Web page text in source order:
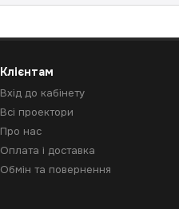
Клієнтам
Вхід до кабінету
Всі проектори
Про нас
Оплата і доставка
Обмін та повернення